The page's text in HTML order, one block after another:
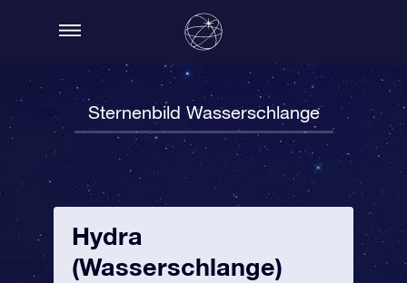
Sternenbild Wasserschlange
Hydra
(Wasserschlange)